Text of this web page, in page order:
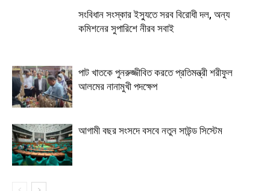
সংবিধান সংস্কার ইস্যুতে সরব বিরোধী দল, অন্য
কমিশনের সুপারিশে নীরব সবাই
পাট খাতকে পুনরুজ্জীবিত করতে প্রতিমন্ত্রী শরীফুল
আলমের নানামুখী পদক্ষেপ
আগামী বছর সংসদে বসবে নতুন সাউন্ড সিস্টেম